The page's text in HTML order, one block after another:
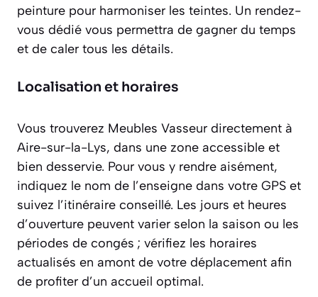
peinture pour harmoniser les teintes. Un rendez-
vous dédié vous permettra de gagner du temps
et de caler tous les détails.
Localisation et horaires
Vous trouverez Meubles Vasseur directement à
Aire-sur-la-Lys, dans une zone accessible et
bien desservie. Pour vous y rendre aisément,
indiquez le nom de l’enseigne dans votre GPS et
suivez l’itinéraire conseillé. Les jours et heures
d’ouverture peuvent varier selon la saison ou les
périodes de congés ; vérifiez les horaires
actualisés en amont de votre déplacement afin
de profiter d’un accueil optimal.